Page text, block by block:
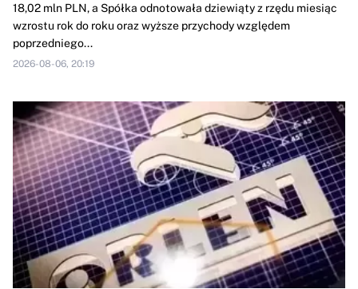
18,02 mln PLN, a Spółka odnotowała dziewiąty z rzędu miesiąc
wzrostu rok do roku oraz wyższe przychody względem
poprzedniego...
2026-08-06, 20:19